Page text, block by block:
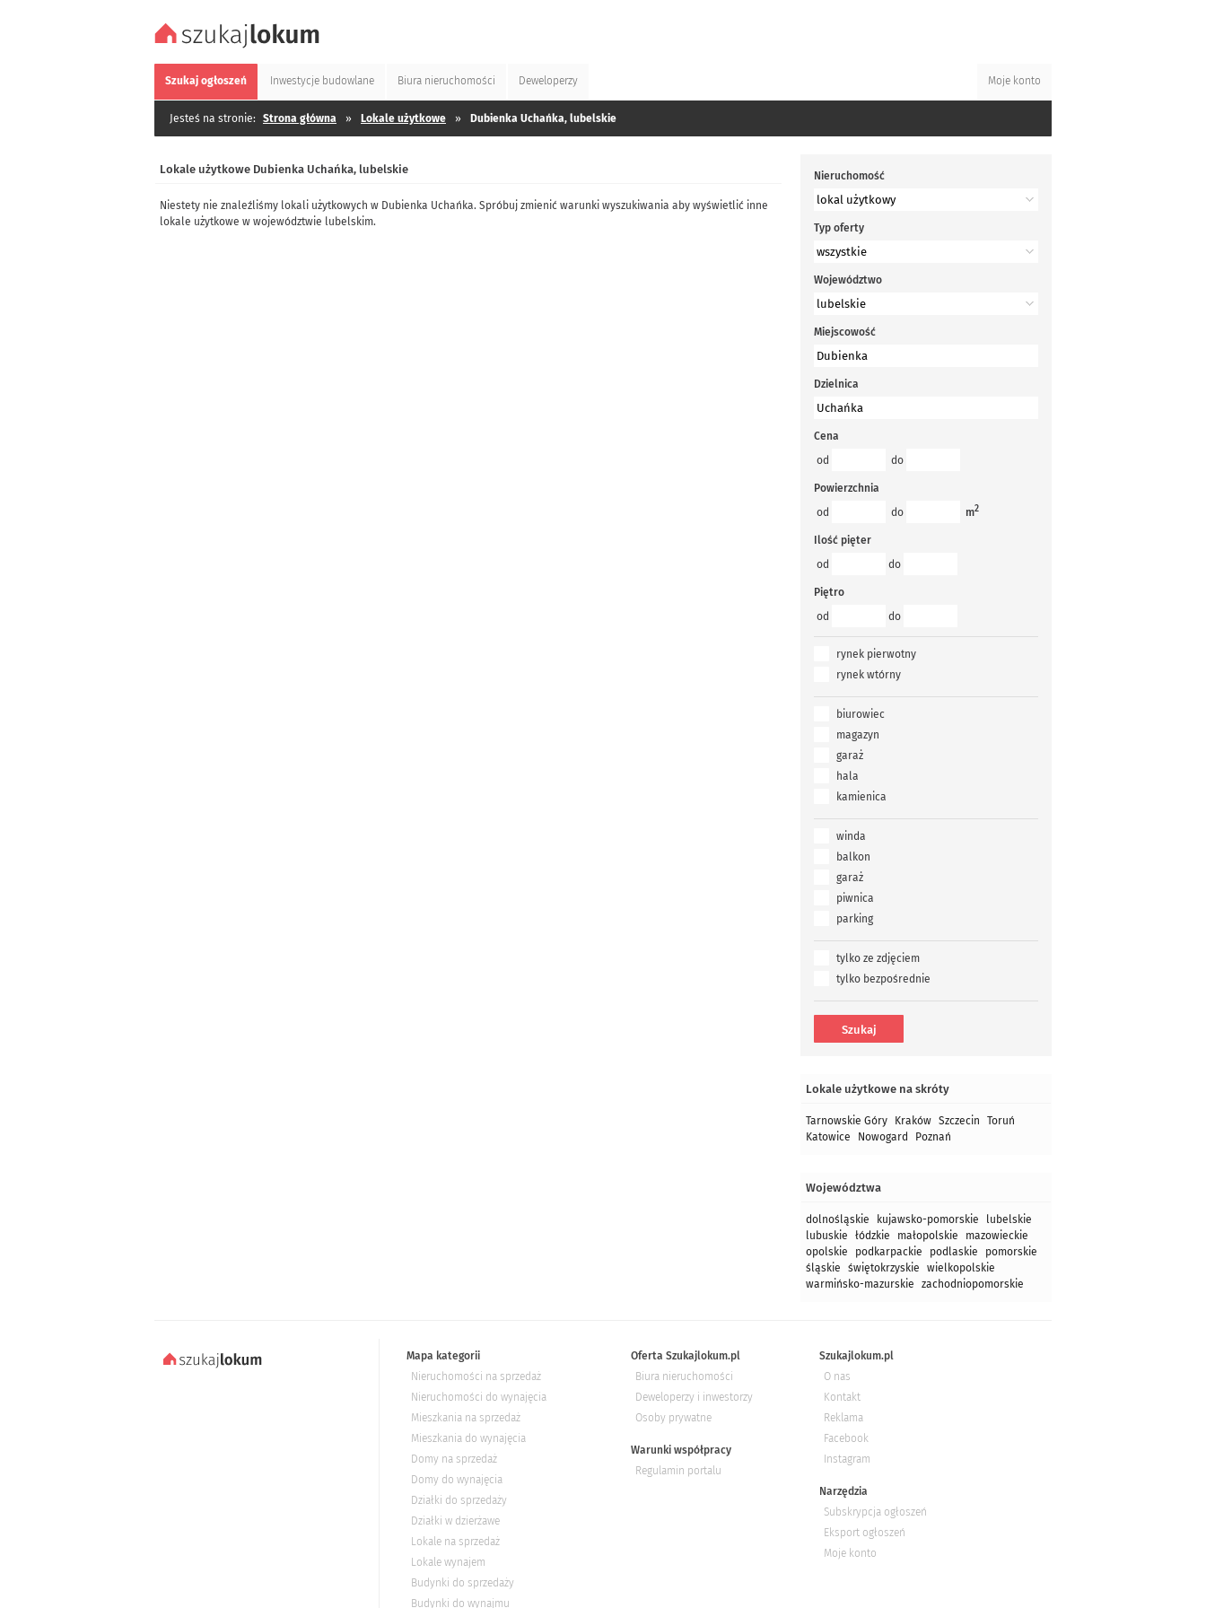
Szukaj ogłoszeń Inwestycje budowlane Biura nieruchomości Deweloperzy Moje konto
Jesteś na stronie: Strona główna » Lokale użytkowe » Dubienka Uchańka, lubelskie
Lokale użytkowe Dubienka Uchańka, lubelskie
Niestety nie znaleźliśmy lokali użytkowych w Dubienka Uchańka. Spróbuj zmienić warunki wyszukiwania aby wyświetlić inne
lokale użytkowe w województwie lubelskim.
Nieruchomość
Typ oferty
Województwo
Miejscowość
Dzielnica
Cena
od
do
Powierzchnia
od
do m2
Ilość pięter
od
do
Piętro
od
do
rynek pierwotny
rynek wtórny
biurowiec
magazyn
garaż
hala
kamienica
winda
balkon
garaż
piwnica
parking
tylko ze zdjęciem
tylko bezpośrednie
Lokale użytkowe na skróty
Tarnowskie Góry Kraków Szczecin
Toruń
Katowice
Nowogard Poznań
Województwa
dolnośląskie kujawsko-pomorskie
lubelskie
lubuskie
łódzkie małopolskie
mazowieckie
opolskie
podkarpackie podlaskie
pomorskie
śląskie
świętokrzyskie
wielkopolskie
warmińsko-mazurskie
zachodniopomorskie
Mapa kategorii
Nieruchomości na sprzedaż
Nieruchomości do wynajęcia
Mieszkania na sprzedaż
Mieszkania do wynajęcia
Domy na sprzedaż
Domy do wynajęcia
Działki do sprzedaży
Działki w dzierżawe
Lokale na sprzedaż
Lokale wynajem
Budynki do sprzedaży
Budynki do wynajmu
Oferta Szukajlokum.pl
Biura nieruchomości
Deweloperzy i inwestorzy
Osoby prywatne
Warunki współpracy
Regulamin portalu
Szukajlokum.pl
O nas
Kontakt
Reklama
Facebook
Instagram
Narzędzia
Subskrypcja ogłoszeń
Eksport ogłoszeń
Moje konto